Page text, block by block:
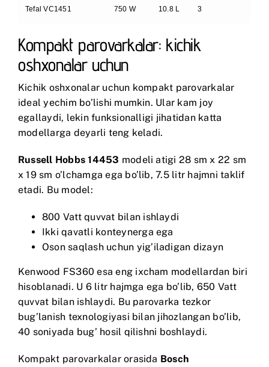
Tefal VC1451 750 W 10.8 L 3
Kompakt parovarkalar: kichik
oshxonalar uchun
Kichik oshxonalar uchun kompakt parovarkalar
ideal yechim bo’lishi mumkin. Ular kam joy
egallaydi, lekin funksionalligi jihatidan katta
modellarga deyarli teng keladi.
Russell Hobbs 14453 modeli atigi 28 sm x 22 sm
x 19 sm o’lchamga ega bo’lib, 7.5 litr hajmni taklif
etadi. Bu model:
800 Vatt quvvat bilan ishlaydi
Ikki qavatli konteynerga ega
Oson saqlash uchun yig’iladigan dizayn
Kenwood FS360 esa eng ixcham modellardan biri
hisoblanadi. U 6 litr hajmga ega bo’lib, 650 Vatt
quvvat bilan ishlaydi. Bu parovarka tezkor
bug’lanish texnologiyasi bilan jihozlangan bo’lib,
40 soniyada bug’ hosil qilishni boshlaydi.
Kompakt parovarkalar orasida Bosch